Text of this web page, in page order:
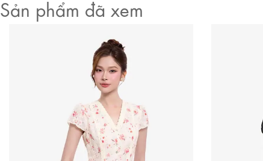
Sản phẩm đã xem